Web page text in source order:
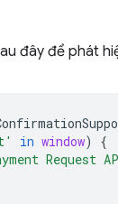
đây để phát
in window)
{
Request